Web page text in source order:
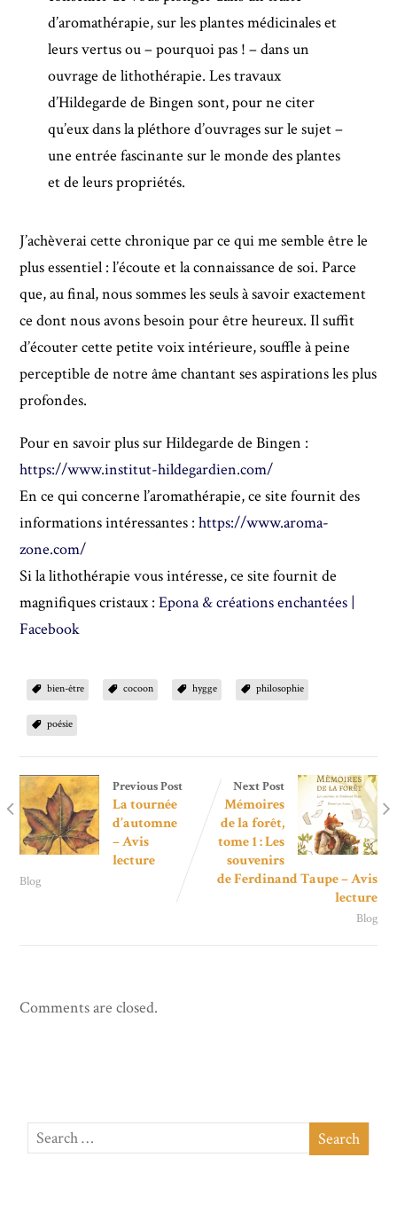
d’aromathérapie, sur les plantes médicinales et
leurs vertus ou – pourquoi pas ! – dans un
ouvrage de lithothérapie. Les travaux
d’Hildegarde de Bingen sont, pour ne citer
qu’eux dans la pléthore d’ouvrages sur le sujet –
une entrée fascinante sur le monde des plantes
et de leurs propriétés.
J’achèverai cette chronique par ce qui me semble être le
plus essentiel : l’écoute et la connaissance de soi. Parce
que, au final, nous sommes les seuls à savoir exactement
ce dont nous avons besoin pour être heureux. Il suffit
d’écouter cette petite voix intérieure, souffle à peine
perceptible de notre âme chantant ses aspirations les plus
profondes.
Pour en savoir plus sur Hildegarde de Bingen :
https://www.institut-hildegardien.com/
En ce qui concerne l’aromathérapie, ce site fournit des
informations intéressantes : https://www.aroma-
zone.com/
Si la lithothérapie vous intéresse, ce site fournit de
magnifiques cristaux : Epona & créations enchantées |
Facebook
bien-être cocoon hygge philosophie
poésie
Previous Post
La tournée
d’automne
– Avis
lecture
Blog
Next Post
Mémoires
de la forêt,
tome 1 : Les
souvenirs
de Ferdinand Taupe – Avis
lecture
Blog
Comments are closed.